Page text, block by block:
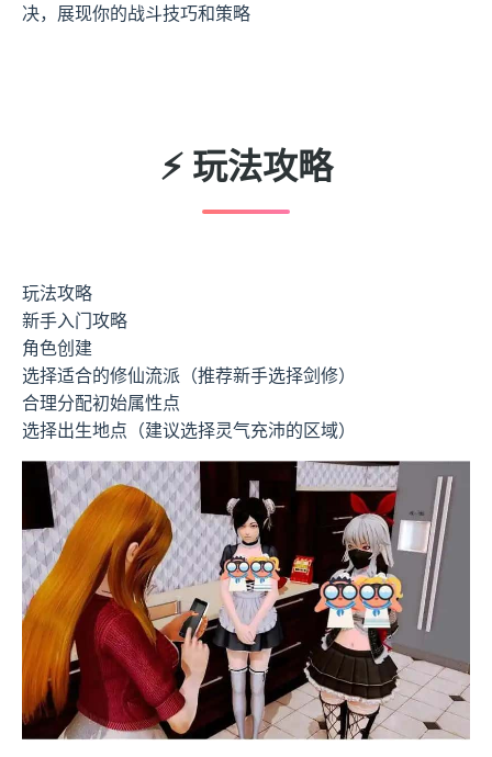
决，展现你的战斗技巧和策略
⚡ 玩法攻略
玩法攻略
新手入门攻略
角色创建
选择适合的修仙流派（推荐新手选择剑修）
合理分配初始属性点
选择出生地点（建议选择灵气充沛的区域）